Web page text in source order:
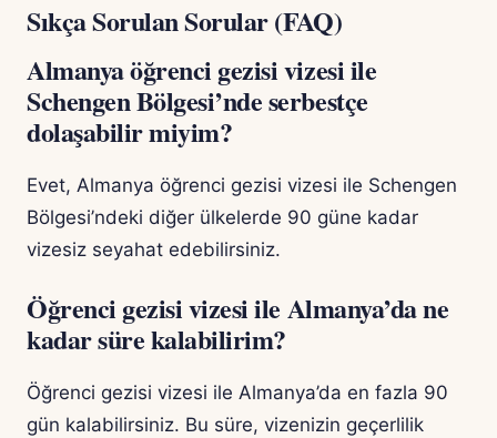
Sıkça Sorulan Sorular (FAQ)
Almanya öğrenci gezisi vizesi ile
Schengen Bölgesi’nde serbestçe
dolaşabilir miyim?
Evet, Almanya öğrenci gezisi vizesi ile Schengen
Bölgesi’ndeki diğer ülkelerde 90 güne kadar
vizesiz seyahat edebilirsiniz.
Öğrenci gezisi vizesi ile Almanya’da ne
kadar süre kalabilirim?
Öğrenci gezisi vizesi ile Almanya’da en fazla 90
gün kalabilirsiniz. Bu süre, vizenizin geçerlilik